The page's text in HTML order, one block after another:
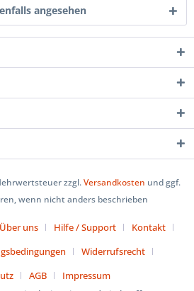
angesehen
zzgl.Versandkosten und ggf.
wenn nicht anders beschrieben
Über uns Hilfe / Support
Kontakt
Widerrufsrecht
AGB
Impressum